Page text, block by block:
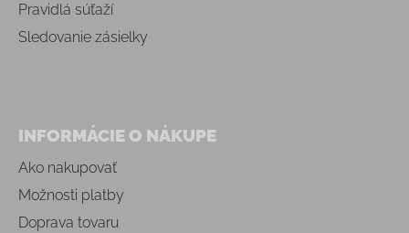
Pravidlá súťaží
Sledovanie zásielky
INFORMÁCIE O NÁKUPE
Ako nakupovať
Možnosti platby
Doprava tovaru